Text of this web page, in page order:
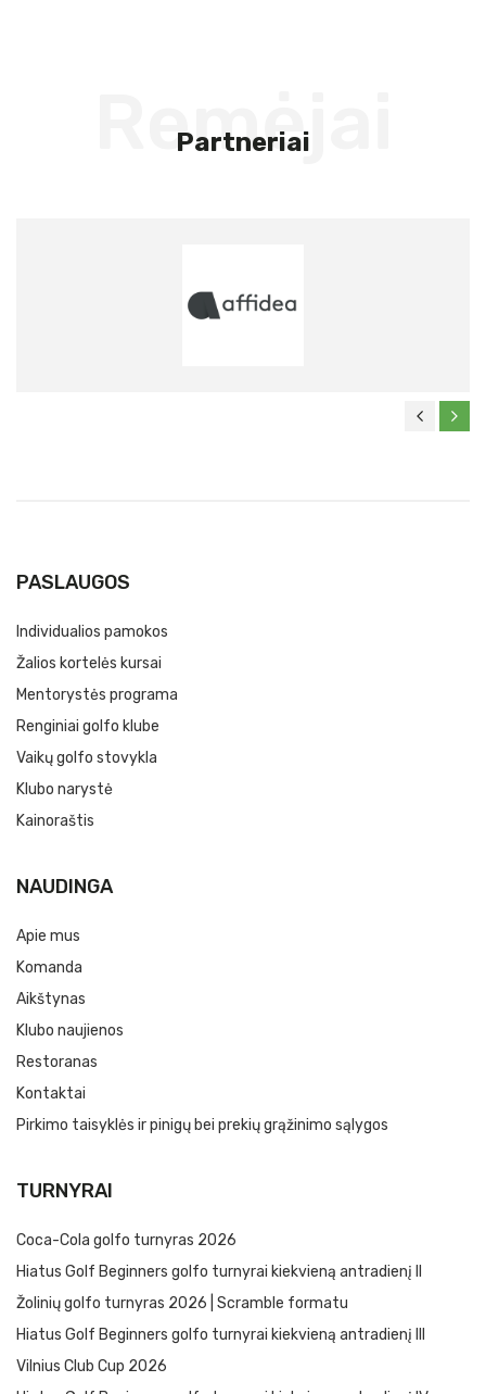
Remėjai
Partneriai
PASLAUGOS
Individualios pamokos
Žalios kortelės kursai
Mentorystės programa
Renginiai golfo klube
Vaikų golfo stovykla
Klubo narystė
Kainoraštis
NAUDINGA
Apie mus
Komanda
Aikštynas
Klubo naujienos
Restoranas
Kontaktai
Pirkimo taisyklės ir pinigų bei prekių grąžinimo sąlygos
TURNYRAI
Coca-Cola golfo turnyras 2026
Hiatus Golf Beginners golfo turnyrai kiekvieną antradienį II
Žolinių golfo turnyras 2026 | Scramble formatu
Hiatus Golf Beginners golfo turnyrai kiekvieną antradienį III
Vilnius Club Cup 2026